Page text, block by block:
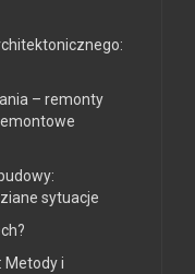
– remonty
sytuacje
Metody i